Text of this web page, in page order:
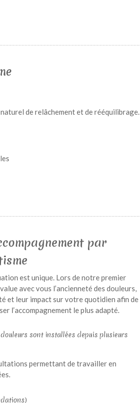
de relâchement et de rééquilibrage.
par
est unique. Lors de notre premier
avec vous l’ancienneté des douleurs,
et leur impact sur votre quotidien afin de
l’accompagnement le plus adapté.
sont installées depuis plusieurs
permettant de travailler en